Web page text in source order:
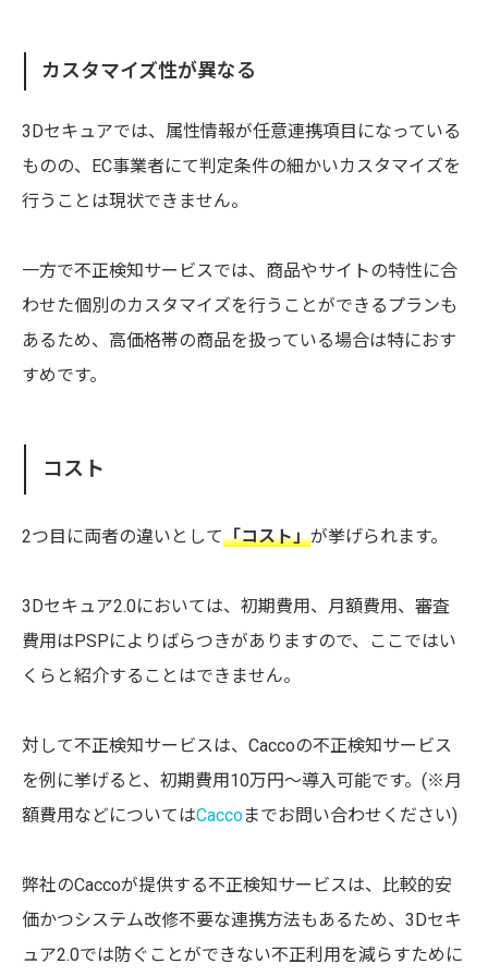
カスタマイズ性が異なる
3Dセキュアでは、属性情報が任意連携項目になっている
ものの、EC事業者にて判定条件の細かいカスタマイズを
行うことは現状できません。
一方で不正検知サービスでは、商品やサイトの特性に合
わせた個別のカスタマイズを行うことができるプランも
あるため、高価格帯の商品を扱っている場合は特におす
すめです。
コスト
2つ目に両者の違いとして「コスト」が挙げられます。
3Dセキュア2.0においては、初期費用、月額費用、審査
費用はPSPによりばらつきがありますので、ここではい
くらと紹介することはできません。
対して不正検知サービスは、Caccoの不正検知サービス
を例に挙げると、初期費用10万円～導入可能です。(※月
額費用などについてはCaccoまでお問い合わせください)
弊社のCaccoが提供する不正検知サービスは、比較的安
価かつシステム改修不要な連携方法もあるため、3Dセキ
ュア2.0では防ぐことができない不正利用を減らすために